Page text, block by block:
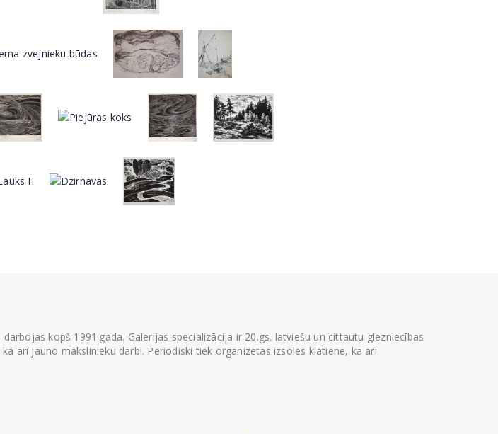
kopš 1991.gada. Galerijas specializācija ir 20.gs. latviešu un cittautu glezniecības
arī jauno mākslinieku darbi. Periodiski tiek organizētas izsoles klātienē, kā arī